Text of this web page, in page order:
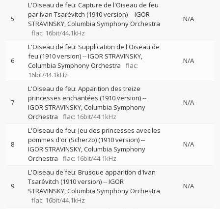
5
L'Oiseau de feu: Capture de l'Oiseau de feu
par Ivan Tsarévitch (1910 version)--IGOR
STRAVINSKY Columbia Symphony Orchestra
flac: 16bit/44.1kHz
N/A
6
L'Oiseau de feu: Supplication de l'Oiseau de
feu (1910 version)--IGOR STRAVINSKY
Columbia Symphony Orchestra
flac:
16bit/44.1kHz
N/A
7
L'Oiseau de feu: Apparition des treize
princesses enchantées (1910 version)--
IGOR STRAVINSKY Columbia Symphony
Orchestra
flac: 16bit/44.1kHz
N/A
8
L'Oiseau de feu: Jeu des princesses avec les
pommes d'or (Scherzo) (1910 version)--
IGOR STRAVINSKY Columbia Symphony
Orchestra
flac: 16bit/44.1kHz
N/A
9
L'Oiseau de feu: Brusque apparition d'Ivan
Tsarévitch (1910 version)--IGOR
STRAVINSKY Columbia Symphony Orchestra
flac: 16bit/44.1kHz
N/A